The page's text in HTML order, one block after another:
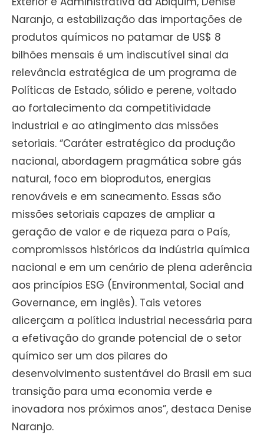
Naranjo, a estabilização das importações de
produtos químicos no patamar de US$ 8
bilhões mensais é um indiscutível sinal da
relevância estratégica de um programa de
Políticas de Estado, sólido e perene, voltado
ao fortalecimento da competitividade
industrial e ao atingimento das missões
setoriais. “Caráter estratégico da produção
nacional, abordagem pragmática sobre gás
natural, foco em bioprodutos, energias
renováveis e em saneamento. Essas são
missões setoriais capazes de ampliar a
geração de valor e de riqueza para o País,
compromissos históricos da indústria química
nacional e em um cenário de plena aderência
aos princípios ESG (Environmental, Social and
Governance, em inglês). Tais vetores
alicerçam a política industrial necessária para
a efetivação do grande potencial de o setor
químico ser um dos pilares do
desenvolvimento sustentável do Brasil em sua
transição para uma economia verde e
inovadora nos próximos anos”, destaca Denise
Naranjo.